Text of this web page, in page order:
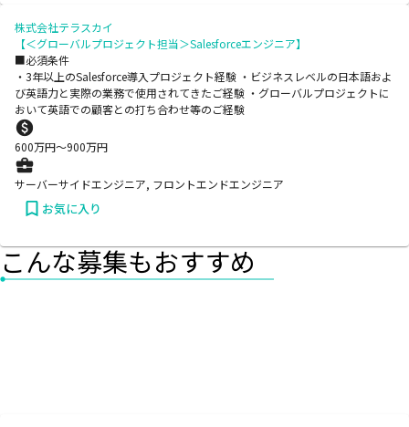
株式会社テラスカイ
【＜グローバルプロジェクト担当＞Salesforceエンジニア】
■必須条件
・3年以上のSalesforce導入プロジェクト経験 ・ビジネスレベルの日本語およ
び英語力と実際の業務で使用されてきたご経験 ・グローバルプロジェクトに
おいて英語での顧客との打ち合わせ等のご経験
600万円〜900万円
サーバーサイドエンジニア, フロントエンドエンジニア
お気に入り
こんな募集もおすすめ